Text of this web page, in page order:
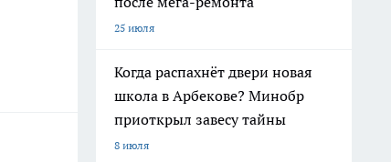
25 июля
Когда распахнёт двери новая
школа в Арбекове? Минобр
приоткрыл завесу тайны
8 июля